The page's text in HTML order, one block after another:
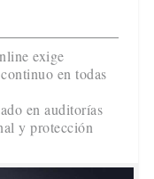
exige
en todas
en auditorías
y protección